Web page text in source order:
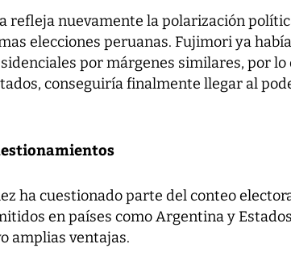
refleja nuevamente la polarización
elecciones peruanas. Fujimori ya
por márgenes similares, por lo
conseguiría finalmente llegar al
ha cuestionado parte del conteo
en países como Argentina y
amplias ventajas.